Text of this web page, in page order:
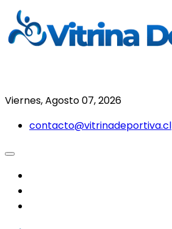
Saltar
al
contenido
Viernes, Agosto 07, 2026
contacto@vitrinadeportiva.cl